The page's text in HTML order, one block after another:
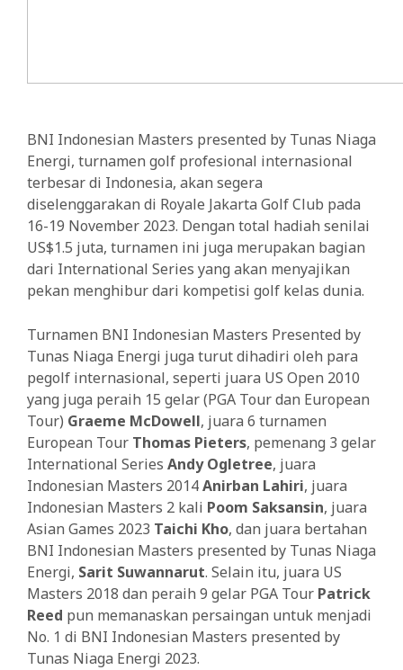
BNI Indonesian Masters presented by Tunas Niaga
Energi, turnamen golf profesional internasional
terbesar di Indonesia, akan segera
diselenggarakan di Royale Jakarta Golf Club pada
16-19 November 2023. Dengan total hadiah senilai
US$1.5 juta, turnamen ini juga merupakan bagian
dari International Series yang akan menyajikan
pekan menghibur dari kompetisi golf kelas dunia.
Turnamen BNI Indonesian Masters Presented by
Tunas Niaga Energi juga turut dihadiri oleh para
pegolf internasional, seperti juara US Open 2010
yang juga peraih 15 gelar (PGA Tour dan European
Tour) Graeme McDowell, juara 6 turnamen
European Tour Thomas Pieters, pemenang 3 gelar
International Series Andy Ogletree, juara
Indonesian Masters 2014Anirban Lahiri, juara
Indonesian Masters 2 kali Poom Saksansin, juara
Asian Games 2023 Taichi Kho, dan juara bertahan
BNI Indonesian Masters presented by Tunas Niaga
Energi, Sarit Suwannarut. Selain itu, juara US
Masters 2018 dan peraih 9 gelar PGA Tour Patrick
Reed pun memanaskan persaingan untuk menjadi
No. 1 di BNI Indonesian Masters presented by
Tunas Niaga Energi 2023.